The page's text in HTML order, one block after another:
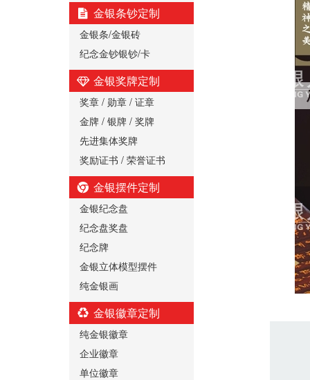
金银条钞定制
金银条/金银砖
纪念金钞银钞/卡
金银奖牌定制
奖章 / 勋章 / 证章
金牌 / 银牌 / 奖牌
先进集体奖牌
奖励证书 / 荣誉证书
金银摆件定制
金银纪念盘
纪念盘奖盘
纪念牌
金银立体模型摆件
纯金银画
金银徽章定制
纯金银徽章
企业徽章
单位徽章